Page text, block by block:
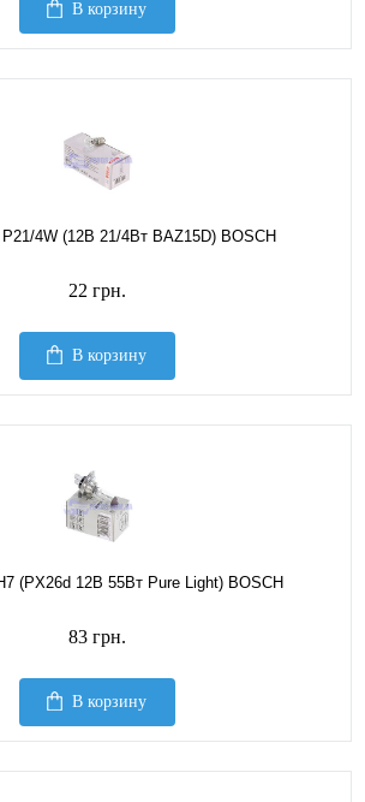
В корзину
4W (12В 21/4Вт BAZ15D) BOSCH
22 грн.
В корзину
(PX26d 12В 55Вт Pure Light) BOSCH
83 грн.
В корзину